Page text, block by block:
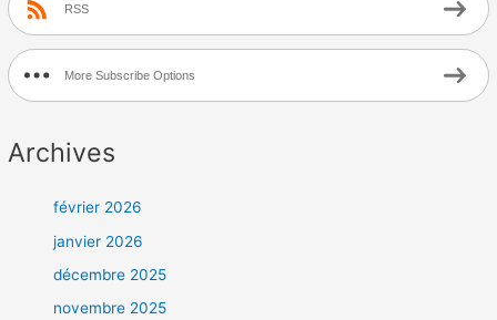
RSS
More Subscribe Options
Archives
février 2026
janvier 2026
décembre 2025
novembre 2025